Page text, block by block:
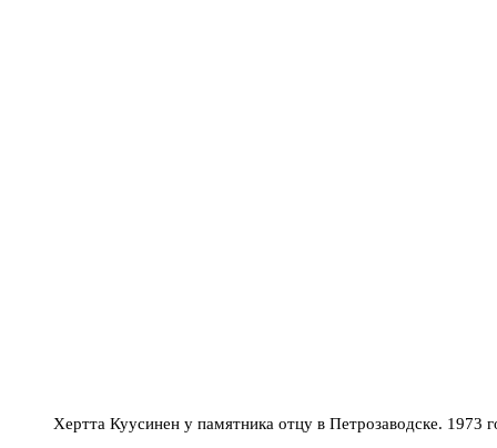
Хертта Куусинен у памятника отцу в Петрозаводске. 1973